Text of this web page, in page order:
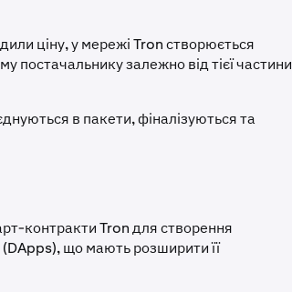
ціну, у мережі Tron створюється
постачальнику залежно від тієї частини
в пакети, фіналізуються та
контракти Tron для створення
що мають розширити її